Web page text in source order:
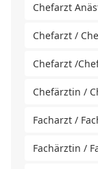
Chefarzt
Chefarzt /
Chefarzt /
Chefärztin /
Facharzt /
Fachärztin /